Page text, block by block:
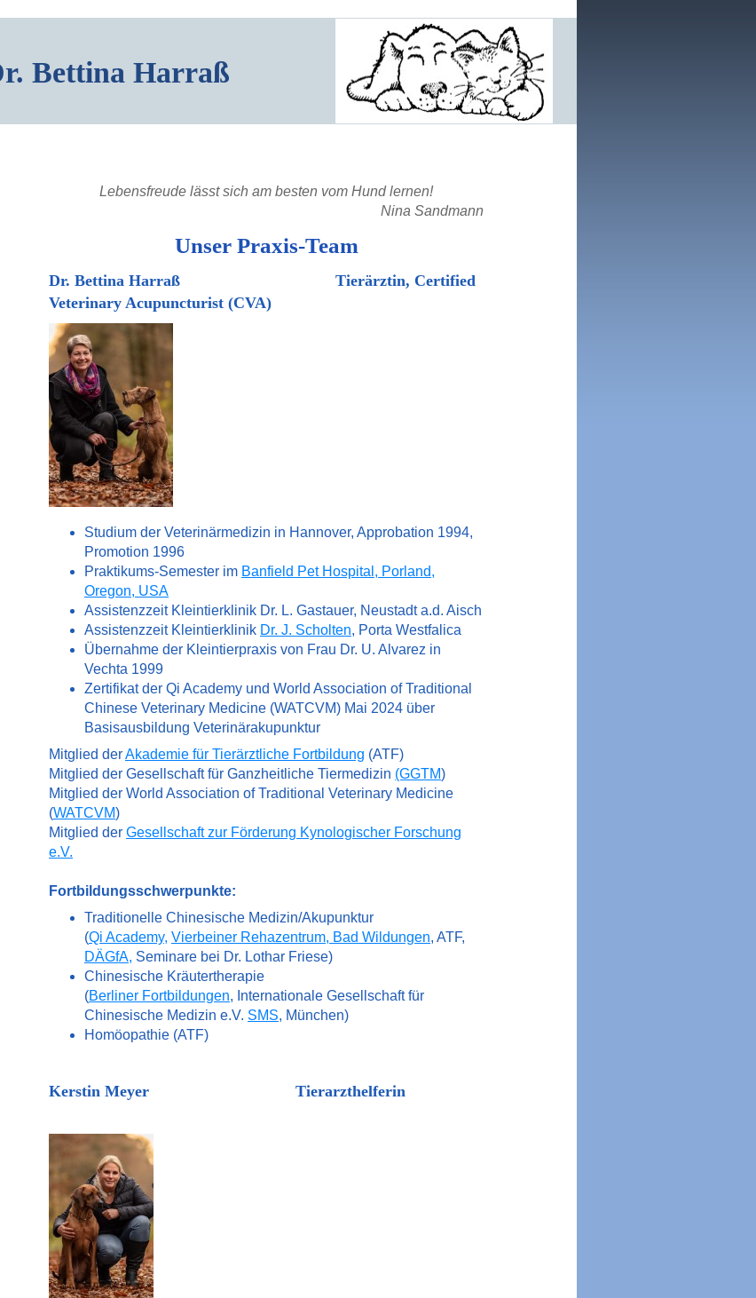
Bettina Harraß
Lebensfreude lässt sich am besten vom Hund lernen!
Nina Sandmann
Unser Praxis-Team
Dr. Bettina Harraß Tierärztin, Certified
Veterinary Acupuncturist (CVA)
Studium der Veterinärmedizin in Hannover, Approbation 1994,
Promotion 1996
Praktikums-Semester im Banfield Pet Hospital, Porland,
Oregon, USA
Assistenzzeit Kleintierklinik Dr. L. Gastauer, Neustadt a.d. Aisch
Assistenzzeit Kleintierklinik Dr. J. Scholten, Porta Westfalica
Übernahme der Kleintierpraxis von Frau Dr. U. Alvarez in
Vechta 1999
Zertifikat der Qi Academy und World Association of Traditional
Chinese Veterinary Medicine (WATCVM) Mai 2024 über
Basisausbildung Veterinärakupunktur
Mitglied derAkademie für Tierärztliche Fortbildung (ATF)
Mitglied der Gesellschaft für Ganzheitliche Tiermedizin (GGTM)
Mitglied der World Association of Traditional Veterinary Medicine
(WATCVM)
Mitglied der Gesellschaft zur Förderung Kynologischer Forschung
e.V.
Fortbildungsschwerpunkte:
Traditionelle Chinesische Medizin/Akupunktur
(Qi Academy, Vierbeiner Rehazentrum, Bad Wildungen, ATF,
DÄGfA, Seminare bei Dr. Lothar Friese)
Chinesische Kräutertherapie
(Berliner Fortbildungen, Internationale Gesellschaft für
Chinesische Medizin e.V. SMS, München)
Homöopathie (ATF)
Kerstin Meyer Tierarzthelferin